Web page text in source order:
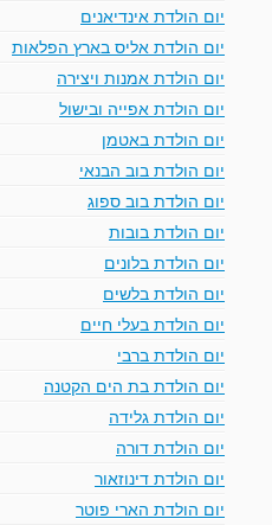
יום הולדת אינדיאנים
יום הולדת אליס בארץ הפלאות
יום הולדת אמנות ויצירה
יום הולדת אפייה ובישול
יום הולדת באטמן
יום הולדת בוב הבנאי
יום הולדת בוב ספוג
יום הולדת בובות
יום הולדת בלונים
יום הולדת בלשים
יום הולדת בעלי חיים
יום הולדת ברבי
יום הולדת בת הים הקטנה
יום הולדת גלידה
יום הולדת דורה
יום הולדת דינוזאור
יום הולדת הארי פוטר